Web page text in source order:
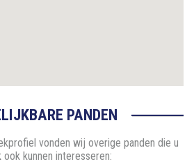
PANDEN
vonden wij overige panden die u
kunnen interesseren: